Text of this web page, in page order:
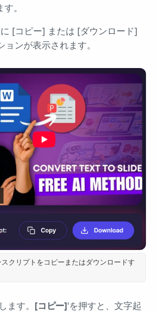
。
[コピー] または [ダウンロード]
ンが表示されます。
クリプトをコピーまたはダウンロードす
ます。 [コピー]'を押すと、文字起